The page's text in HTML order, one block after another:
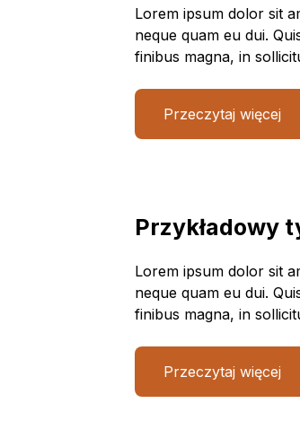
Lorem ipsum dolor sit
neque quam eu dui.
finibus magna, in
Przeczytaj więcej
Przykładowy
Lorem ipsum dolor sit
neque quam eu dui.
finibus magna, in
Przeczytaj więcej